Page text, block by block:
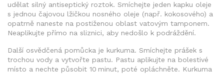
udělat silný antiseptický roztok. Smíchejte jeden kapku oleje
s jednou čajovou lžičkou nosného oleje (např. kokosového) a
opatrně naneste na postiženou oblast vatovým tamponem.
Neaplikujte přímo na sliznici, aby nedošlo k podráždění.
Další osvědčená pomůcka je kurkuma. Smíchejte prášek s
trochou vody a vytvořte pastu. Pastu aplikujte na bolestivé
místo a nechte působit 10 minut, poté opláchněte. Kurkuma